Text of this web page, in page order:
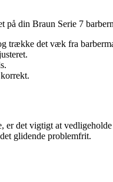
din Braun Serie 7
trække det væk fra
det vigtigt at
glidende problemfrit.